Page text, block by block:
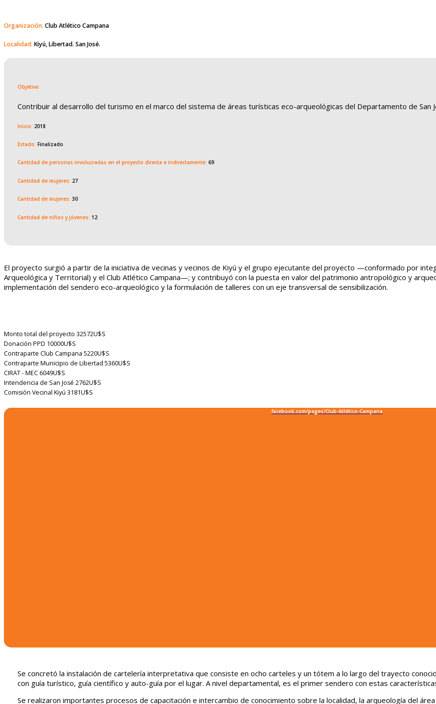
Organización: Club Atlético Campana
Localidad: Kiyú, Libertad. San José.
Objetivo
Contribuir al desarrollo del turismo en el marco del sistema de áreas turísticas eco-arqueológicas del Departamento de San
Inicio: 2018
Estado: Finalizado
Cantidad de personas involucradas en el proyecto directa e indirectamente: 69
Cantidad de mujeres: 27
Cantidad de mujeres: 30
Cantidad de niños y jóvenes: 12
El proyecto surgió a partir de la iniciativa de vecinas y vecinos de Kiyú y el grupo ejecutante del proyecto —conformado por
Arqueológica y Territorial) y el Club Atlético Campana—; y contribuyó con la puesta en valor del patrimonio antropológico y
implementación del sendero eco-arqueológico y la formulación de talleres con un eje transversal de sensibilización.
Monto total del proyecto 32572U$S
Donación PPD 10000U$S
Contraparte Club Campana 5220U$S
Contraparte Municipio de Libertad 5360U$S
CIRAT - MEC 6049U$S
Intendencia de San José 2762U$S
Comisión Vecinal Kiyú 3181U$S
facebook.com/pages/Club-Atlético-Campana
Se concretó la instalación de cartelería interpretativa que consiste en ocho carteles y un tótem a lo largo del trayecto
con guía turístico, guía científico y auto-guía por el lugar. A nivel departamental, es el primer sendero con estas
Se realizaron importantes procesos de capacitación e intercambio de conocimiento sobre la localidad, la arqueología del